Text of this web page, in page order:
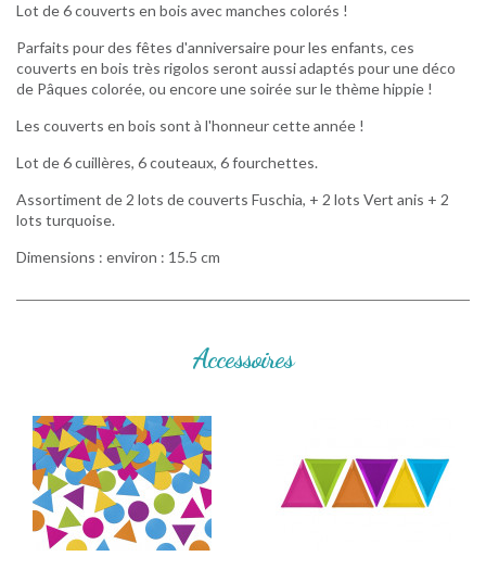
Lot de 6 couverts en bois avec manches colorés !
Parfaits pour des fêtes d'anniversaire pour les enfants, ces
couverts en bois très rigolos seront aussi adaptés pour une déco
de Pâques colorée, ou encore une soirée sur le thème hippie !
Les couverts en bois sont à l'honneur cette année !
Lot de 6 cuillères, 6 couteaux, 6 fourchettes.
Assortiment de 2 lots de couverts Fuschia, + 2 lots Vert anis + 2
lots turquoise.
Dimensions : environ : 15.5 cm
Accessoires